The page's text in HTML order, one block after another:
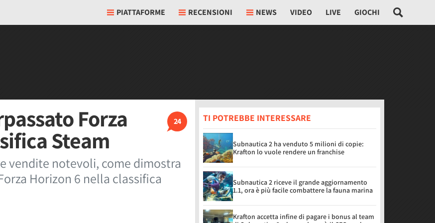
PIATTAFORME RECENSIONI NEWS VIDEO LIVE GIOCHI
24
Forza
Steam
vendite notevoli, come dimostra
Horizon 6 nella classifica
TI POTREBBE INTERESSARE
Subnautica 2 ha venduto 5 milioni di copie:
Krafton lo vuole rendere un franchise
Subnautica 2 riceve il grande aggiornamento
1.1, ora è più facile combattere la fauna marina
Krafton accetta infine di pagare i bonus al team